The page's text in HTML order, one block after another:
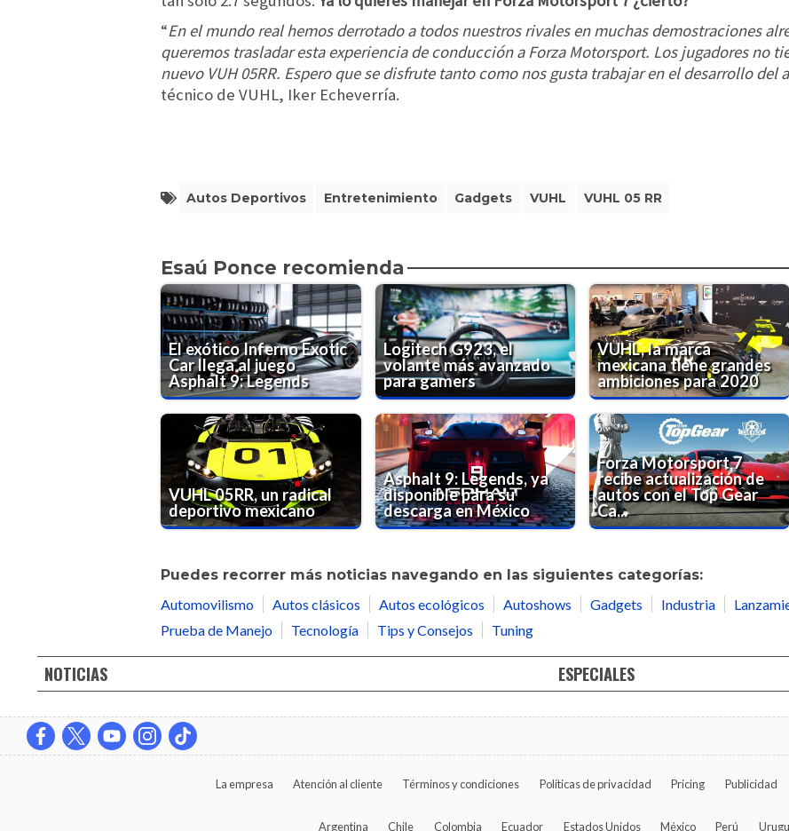
“En el mundo real hemos derrotado a todos nuestros rivales en muchas demostraciones
queremos trasladar esta experiencia de conducción a Forza Motorsport. Los jugadores no
nuevo VUH 05RR. Espero que se disfrute tanto como nos gusta trabajar en el desarrollo del
técnico de VUHL, Iker Echeverría.
Autos Deportivos Entretenimiento Gadgets VUHL VUHL 05 RR
Esaú Ponce recomienda
El exótico Inferno Exotic
Car llega al juego
Asphalt 9: Legends
Logitech G923, el
volante más avanzado
para gamers
VUHL, la marca
mexicana tiene grandes
ambiciones para 2020
VUHL 05RR, un radical
deportivo mexicano
Asphalt 9: Legends, ya
disponible para su
descarga en México
Forza Motorsport 7
recibe actualización de
autos con el Top Gear
Ca...
Puedes recorrer más noticias navegando en las siguientes categorías:
Automovilismo
Autos clásicos Autos ecológicos Autoshows Gadgets Industria
Prueba de Manejo
Tecnología Tips y Consejos Tuning
NOTICIAS ESPECIALES
La empresa Atención al cliente Términos y condiciones Políticas de privacidad Pricing Publicidad
Argentina Chile Colombia Ecuador Estados Unidos México Perú